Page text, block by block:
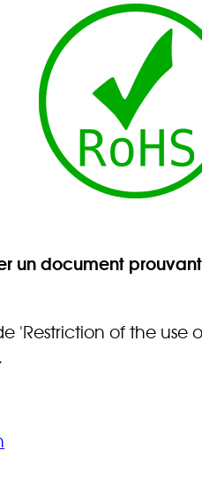
un document
'Restriction of the